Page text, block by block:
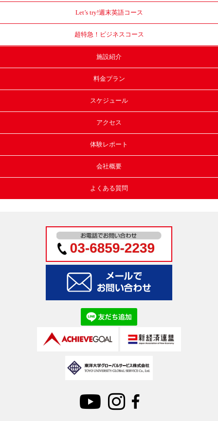
Let’s try!週末英語コース
超特急！ ビジネスコース
施設紹介
料金プラン
スケジュール
アクセス
体験レポート
会社概要
よくある質問